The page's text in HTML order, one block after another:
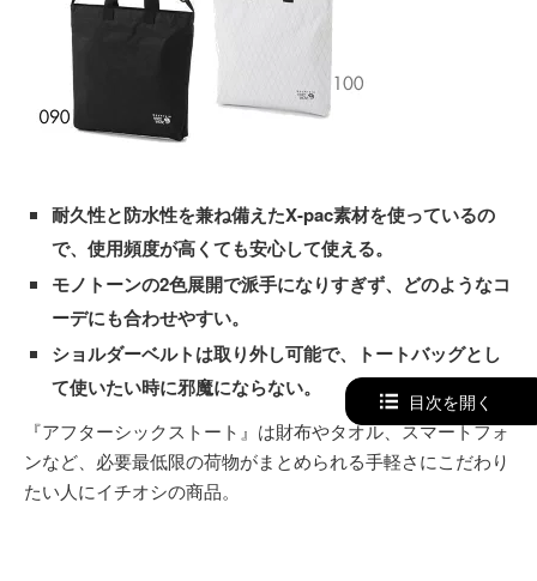
耐久性と防水性を兼ね備えたX-pac素材を使っているの
で、使用頻度が高くても安心して使える。
モノトーンの2色展開で派手になりすぎず、どのようなコ
ーデにも合わせやすい。
ショルダーベルトは取り外し可能で、トートバッグとし
て使いたい時に邪魔にならない。
『アフターシックストート』は財布やタオル、スマートフォ
ンなど、必要最低限の荷物がまとめられる手軽さにこだわり
たい人にイチオシの商品。
目次を開く